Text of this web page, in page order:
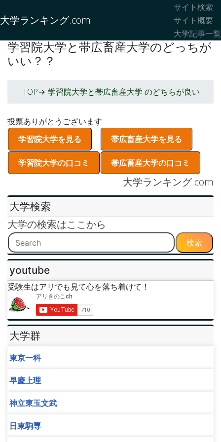
大学ランキング.com
サイト検索
サイト概要
大学記事一覧
学習院大学と帯広畜産大学のどっちが
いい？？
TOP-> 学習院大学と帯広畜産大学 のどちらが良い
投票ありがとうございます
学習院大学を見る 帯広畜産大学を見る
学習院大学の口コミ 帯広畜産大学の口コミ
大学ランキング.com
大学検索
大学の検索はここから
検索
youtube
受験生はアリでも見て心を落ち着けて！
大学群
東京一科
早慶上理
神立東玉文武
日東駒専